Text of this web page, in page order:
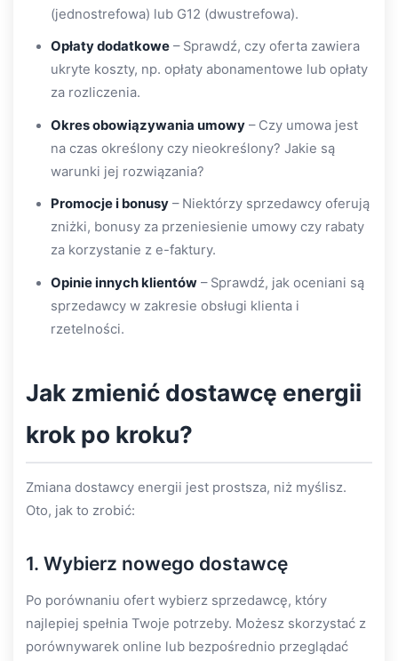
(jednostrefowa) lub G12 (dwustrefowa).
Opłaty dodatkowe – Sprawdź, czy oferta zawiera
ukryte koszty, np. opłaty abonamentowe lub opłaty
za rozliczenia.
Okres obowiązywania umowy – Czy umowa jest
na czas określony czy nieokreślony? Jakie są
warunki jej rozwiązania?
Promocje i bonusy – Niektórzy sprzedawcy oferują
zniżki, bonusy za przeniesienie umowy czy rabaty
za korzystanie z e-faktury.
Opinie innych klientów – Sprawdź, jak oceniani są
sprzedawcy w zakresie obsługi klienta i
rzetelności.
Jak zmienić dostawcę energii
krok po kroku?
Zmiana dostawcy energii jest prostsza, niż myślisz.
Oto, jak to zrobić:
1. Wybierz nowego dostawcę
Po porównaniu ofert wybierz sprzedawcę, który
najlepiej spełnia Twoje potrzeby. Możesz skorzystać z
porównywarek online lub bezpośrednio przeglądać